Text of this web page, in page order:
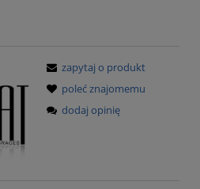
zapytaj o produkt
poleć znajomemu
dodaj opinię